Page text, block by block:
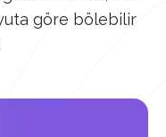
göre bölebilir